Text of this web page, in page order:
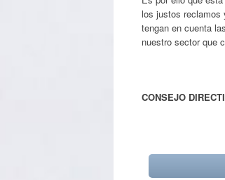
los justos reclamos
tengan en cuenta
nuestro sector que
CONSEJO